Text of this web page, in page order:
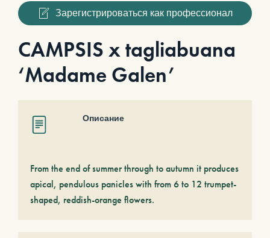
Зарегистрироваться как профессионал
CAMPSIS x tagliabuana
‘Madame Galen’
Описание
From the end of summer through to autumn it produces
apical, pendulous panicles with from 6 to 12 trumpet-
shaped, reddish-orange flowers.